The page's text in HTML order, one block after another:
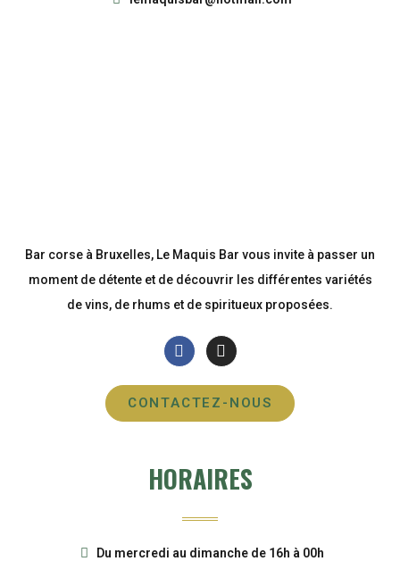
Bar corse à Bruxelles, Le Maquis Bar vous invite à passer un
moment de détente et de découvrir les différentes variétés
de vins, de rhums et de spiritueux proposées.
CONTACTEZ-NOUS
HORAIRES
Du mercredi au dimanche de 16h à 00h